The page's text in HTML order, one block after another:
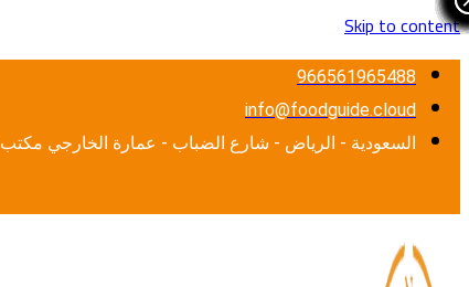
Skip to content
966561965488
info@foodguide.cloud
السعودية - الرياض - شارع الضباب - عمارة الخارجي مكتب 6